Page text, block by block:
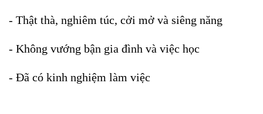
- Thật thà, nghiêm túc, cởi mở và siêng năng
- Không vướng bận gia đình và việc học
- Đã có kinh nghiệm làm việc